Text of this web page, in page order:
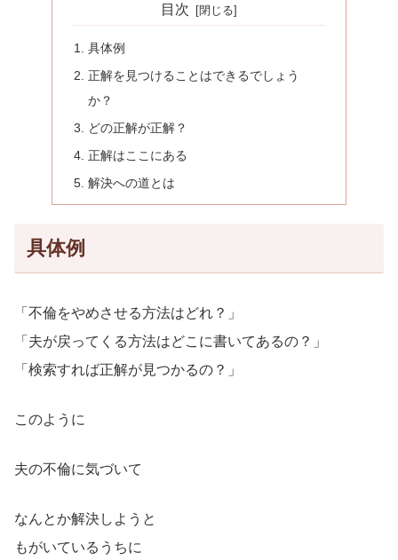
目次
具体例
正解を見つけることはできるでしょう
か？
どの正解が正解？
正解はここにある
解決への道とは
具体例
「不倫をやめさせる方法はどれ？」
「夫が戻ってくる方法はどこに書いてあるの？」
「検索すれば正解が見つかるの？」
このように
夫の不倫に気づいて
なんとか解決しようと
もがいているうちに